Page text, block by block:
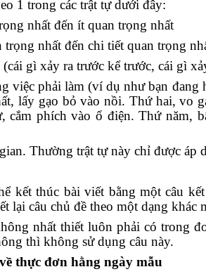
1 trong các trật tự dưới đây:
nhất đến ít quan trọng nhất
trọng nhất đến chi tiết quan trọng
gì xảy ra trước kể trước, cái gì
việc phải làm (ví dụ như bạn
lấy gạo bỏ vào nồi. Thứ hai, vo
cắm phích vào ổ điện. Thứ năm,
Thường trật tự này chỉ được áp
kết thúc bài viết bằng một câu
lại câu chủ đề theo một dạng khác
nhất thiết luôn phải có trong
thì không sử dụng câu này.
thực đơn hằng ngày mẫu